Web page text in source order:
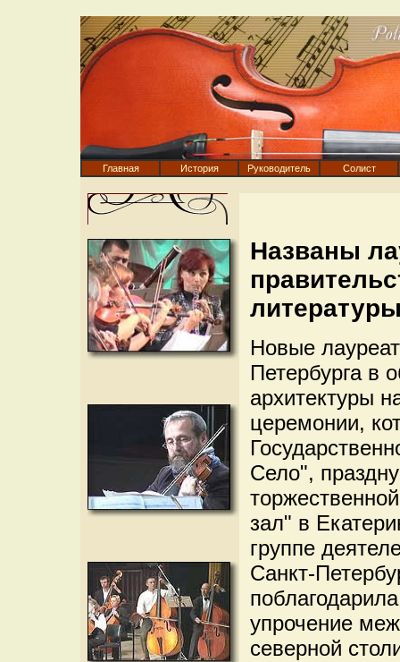
Главная История Руководитель Солист
Названы
Новые
Петербурга в
архитектуры
церемонии,
Село",
зал" в
группе
Санкт-
упрочение
северной